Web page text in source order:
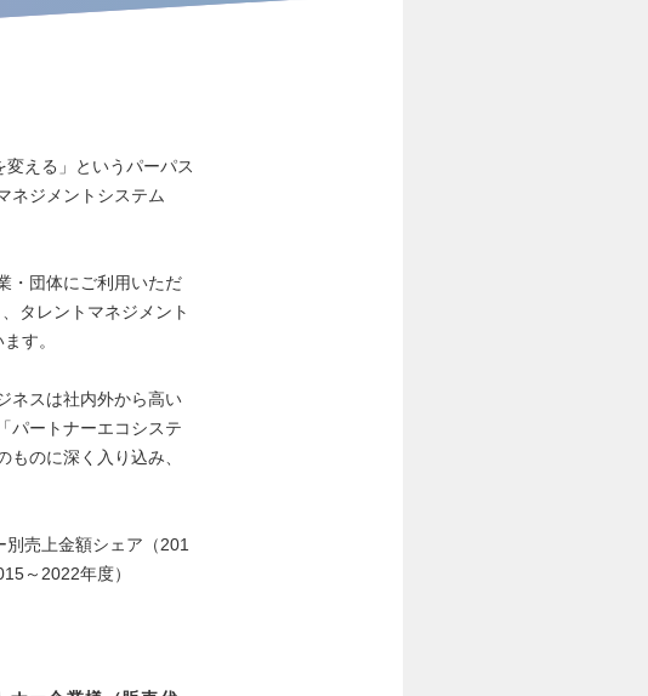
変える」というパーパス
ネジメントシステム
・団体にご利用いただ
タレントマネジメント
す。
ネスは社内外から高い
パートナーエコシステ
のに深く入り込み、
売上金額シェア（201
～2022年度）